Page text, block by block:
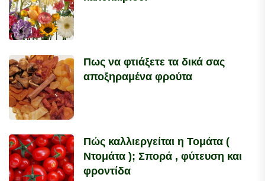
Πως να φτιάξετε τα δικά σας
αποξηραμένα φρούτα
Πώς καλλιεργείται η Τομάτα (
Ντομάτα ); Σπορά , φύτευση και
φροντίδα